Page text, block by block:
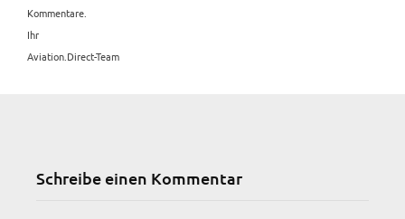
Kommentare.
Ihr
Aviation.Direct-Team
Schreibe einen Kommentar